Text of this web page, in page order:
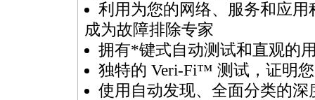
利用为您的网络、服务和应
成为故障排除专家
拥有*键式自动测试和直观的
独特的 Veri-Fi™ 测试，证明
使用自动发现、全面分类的